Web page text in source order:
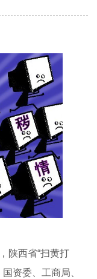
陕西省“扫黄打
资委、工商局、